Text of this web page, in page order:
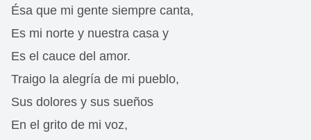
Ésa que mi gente siempre canta,
Es mi norte y nuestra casa y
Es el cauce del amor.
Traigo la alegría de mi pueblo,
Sus dolores y sus sueños
En el grito de mi voz,